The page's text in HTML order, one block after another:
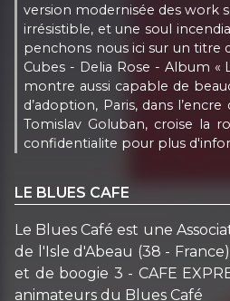
version modernisée des work
irrésistible, et une soul
penchons nous ici sur un titre
Cubes - Delia Rose - Album «
montre aussi capable de
d’adoption, Paris, dans
Tomislav Goluban, croise la
confidentialite pour plus
LE BLUES CAFE
Le Blues Café est une
de l'Isle d'Abeau (38 -
et de boogie 3 - CAFE
animateurs du Blues Café